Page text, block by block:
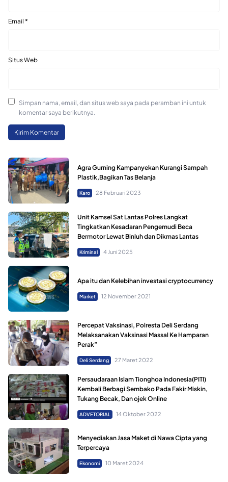
Email *
Situs Web
Simpan nama, email, dan situs web saya pada peramban ini untuk
komentar saya berikutnya.
Agra Gurning Kampanyekan Kurangi Sampah
Plastik,Bagikan Tas Belanja
Karo 28 Februari 2023
Unit Kamsel Sat Lantas Polres Langkat
Tingkatkan Kesadaran Pengemudi Beca
Bermotor Lewat Binluh dan Dikmas Lantas
Kriminal 4 Juni 2025
Apa itu dan Kelebihan investasi cryptocurrency
Market 12 November 2021
Percepat Vaksinasi, Polresta Deli Serdang
Melaksanakan Vaksinasi Massal Ke Hamparan
Perak”
Deli Serdang 27 Maret 2022
Persaudaraan Islam Tionghoa Indonesia(PITI)
Kembali Berbagi Sembako Pada Fakir Miskin,
Tukang Becak, Dan ojek Online
ADVETORIAL 14 Oktober 2022
Menyediakan Jasa Maket di Nawa Cipta yang
Terpercaya
Ekonomi 10 Maret 2024